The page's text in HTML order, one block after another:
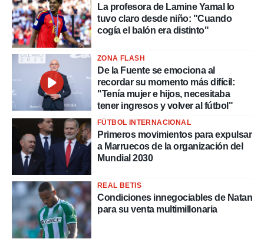
La profesora de Lamine Yamal lo
tuvo claro desde niño: "Cuando
cogía el balón era distinto"
ZONA FLASH
De la Fuente se emociona al
recordar su momento más difícil:
"Tenía mujer e hijos, necesitaba
tener ingresos y volver al fútbol"
FÚTBOL INTERNACIONAL
Primeros movimientos para expulsar
a Marruecos de la organización del
Mundial 2030
REAL BETIS
Condiciones innegociables de Natan
para su venta multimillonaria